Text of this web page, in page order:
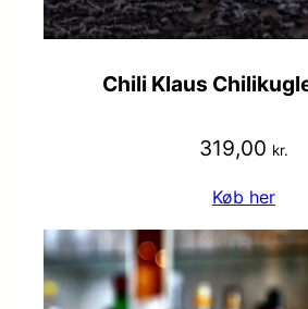
Chili Klaus
319,00 kr.
Køb her